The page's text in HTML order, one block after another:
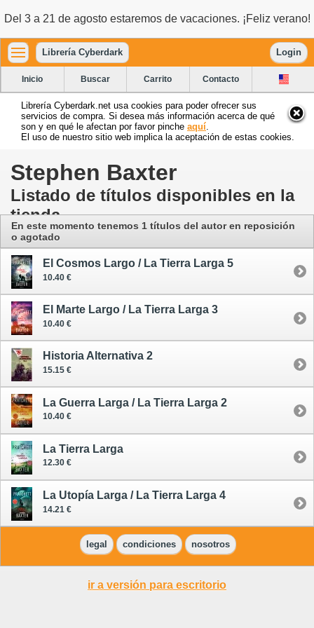
Del 3 a 21 de agosto estaremos de vacaciones. ¡Feliz verano!
Librería Cyberdark Login
Inicio Buscar Carrito Contacto
Librería Cyberdark.net usa cookies para poder ofrecer sus
servicios de compra. Si desea más información acerca de qué
son y en qué le afectan por favor pinche aquí
El uso de nuestro sitio web implica la aceptación de estas cookies.
Stephen Baxter
Listado de títulos disponibles en la
tienda
En este momento tenemos 1 títulos del autor en reposición
o agotado
El Cosmos Largo / La Tierra Larga 5
10.40 €
El Marte Largo / La Tierra Larga 3
10.40 €
Historia Alternativa 2
15.15 €
La Guerra Larga / La Tierra Larga 2
10.40 €
La Tierra Larga
12.30 €
La Utopía Larga / La Tierra Larga 4
14.21 €
legal condiciones nosotros
ir a versión para escritorio